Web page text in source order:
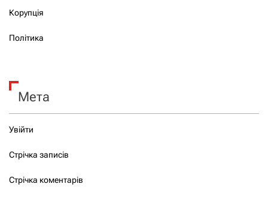
Корупція
Політика
Мета
Увійти
Стрічка записів
Стрічка коментарів